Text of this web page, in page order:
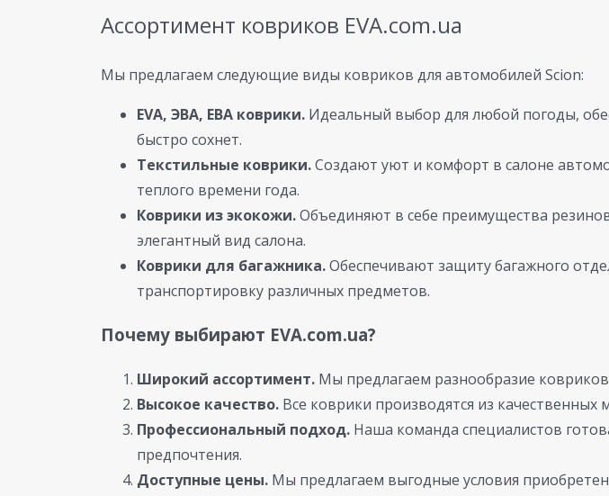
Ассортимент ковриков EVA.com.ua
Мы предлагаем следующие виды ковриков для автомобилей Scion:
EVA, ЭВА, ЕВА коврики. Идеальный выбор для любой погоды,
быстро сохнет.
Текстильные коврики.Создают уют и комфорт в салоне
теплого времени года.
Коврики из экокожи.Объединяют в себе преимущества
элегантный вид салона.
Коврики для багажника.Обеспечивают защиту багажного
транспортировку различных предметов.
Почему выбирают EVA.com.ua?
Широкий ассортимент. Мы предлагаем разнообразие
Высокое качество. Все коврики производятся из
Профессиональный подход. Наша команда специалистов
предпочтения.
Доступные цены. Мы предлагаем выгодные условия